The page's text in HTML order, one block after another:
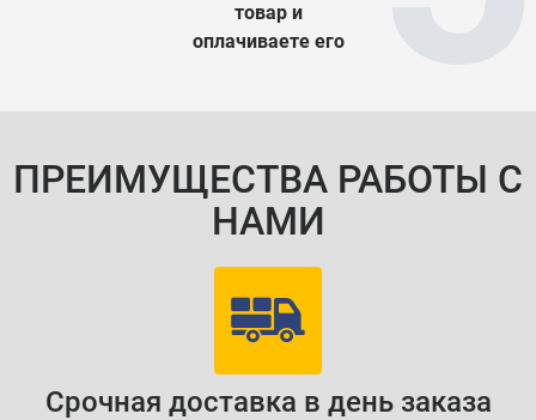
товар и
оплачиваете его
ПРЕИМУЩЕСТВА РАБОТЫ С
НАМИ
Срочная доставка в день заказа